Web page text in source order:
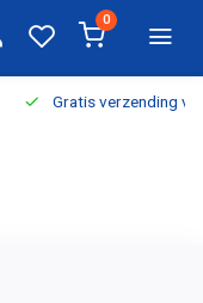
0
Gratis verzending